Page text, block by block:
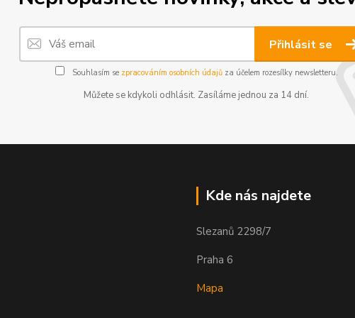
Přihlásit se
Souhlasím se zpracováním osobních údajůza účelem rozesílky newsletteru.
Můžete se kdykoli odhlásit. Zasíláme jednou za 14 dní.
Kde nás najdete
Slezanů 2298/7
Praha 6
Mapa